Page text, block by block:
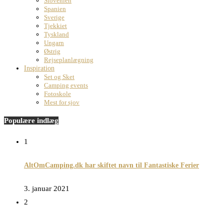
Spanien
Sverige
Tjekkiet
Tyskland
Ungarn
Østrig
Rejseplanlægning
Inspiration
Set og Sket
Camping events
Fotoskole
Mest for sjov
Populære indlæg
1
AltOmCamping.dk har skiftet navn til Fantastiske Ferier
3. januar 2021
2